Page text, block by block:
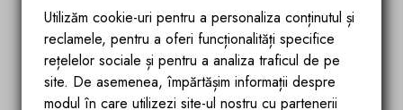
Design exclusivist, cu finisaj auriu mat care adauga
rafinament si lux.
Fabricata din otel inoxidabil rezistent, pentru o
durabilitate exceptionala.
Debit de apa aerat si eficient datorita tehnologiei cu
Utilizăm cookie-uri pentru a personaliza conținutul și
reclamele, pentru a oferi funcționalități specifice
rețelelor sociale și pentru a analiza traficul de pe
site. De asemenea, împărtășim informații despre
modul în care utilizezi site-ul nostru cu partenerii